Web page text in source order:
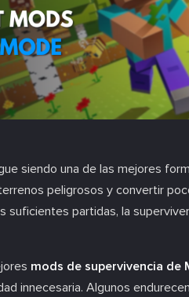
siendo una de las mejores
peligrosos y convertir
suficientes partidas, la
mods de supervivencia de
innecesaria. Algunos